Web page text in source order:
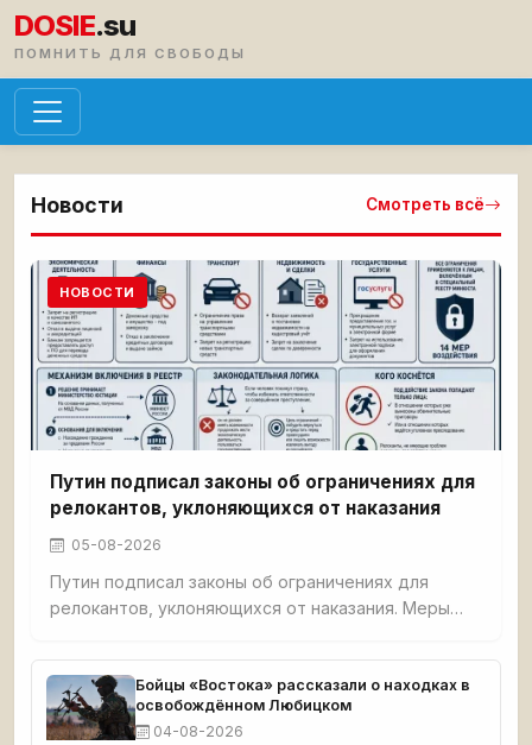
DOSIE.su
ПОМНИТЬ ДЛЯ СВОБОДЫ
Новости Смотреть всё
НОВОСТИ
Путин подписал законы об ограничениях для
релокантов, уклоняющихся от наказания
05-08-2026
Путин подписал законы об ограничениях для
релокантов, уклоняющихся от наказания. Меры
заморозку средств, ограничения на транспорт и
госуслуги. Реестр ведёт Минюст, касается только
скрывающихся от уголовного преследования.
Бойцы «Востока» рассказали о находках в
освобождённом Любицком
04-08-2026